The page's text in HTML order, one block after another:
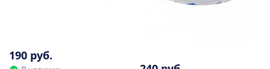
190 руб.